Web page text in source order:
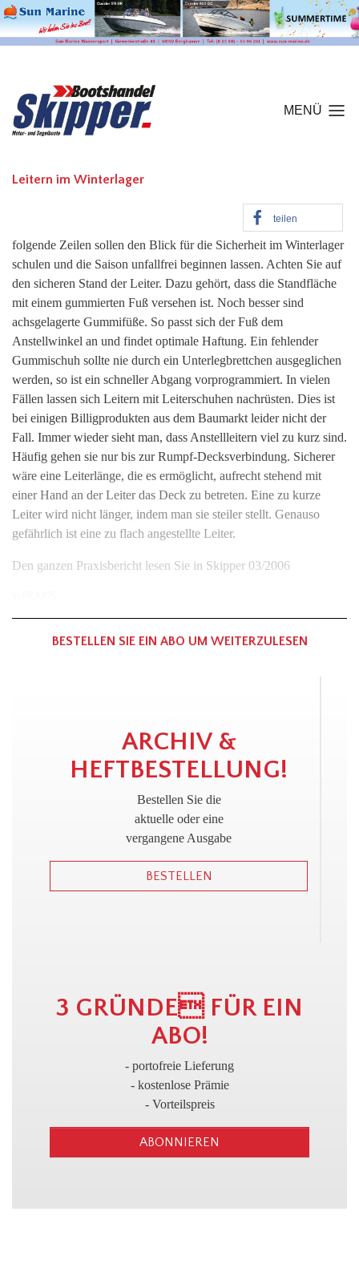
MENÜ
Leitern im Winterlager
teilen
folgende Zeilen sollen den Blick für die Sicherheit im Winterlager
schulen und die Saison unfallfrei beginnen lassen. Achten Sie auf
den sicheren Stand der Leiter. Dazu gehört, dass die Standfläche
mit einem gummierten Fuß versehen ist. Noch besser sind
achsgelagerte Gummifüße. So passt sich der Fuß dem
Anstellwinkel an und findet optimale Haftung. Ein fehlender
Gummischuh sollte nie durch ein Unterlegbrettchen ausgeglichen
werden, so ist ein schneller Abgang vorprogrammiert. In vielen
Fällen lassen sich Leitern mit Leiterschuhen nachrüsten. Dies ist
bei einigen Billigprodukten aus dem Baumarkt leider nicht der
Fall. Immer wieder sieht man, dass Anstellleitern viel zu kurz sind.
Häufig gehen sie nur bis zur Rumpf-Decksverbindung. Sicherer
wäre eine Leiterlänge, die es ermöglicht, aufrecht stehend mit
einer Hand an der Leiter das Deck zu betreten. Eine zu kurze
Leiter wird nicht länger, indem man sie steiler stellt. Genauso
gefährlich ist eine zu flach angestellte Leiter.
Den ganzen Praxisbericht lesen Sie in Skipper 03/2006
BESTELLEN SIE EIN ABO UM WEITERZULESEN
!
ARCHIV &
HEFTBESTELLUNG!
Bestellen Sie die
aktuelle oder eine
vergangene Ausgabe
BESTELLEN
3
3 GRÜNDE FÜR EIN
ABO!
- portofreie Lieferung
- kostenlose Prämie
- Vorteilspreis
ABONNIEREN